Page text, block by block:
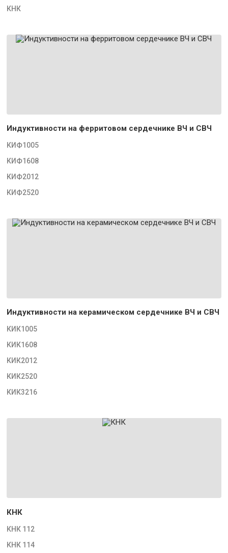
КНК
Индуктивности на ферритовом сердечнике ВЧ и СВЧ
КИФ1005
КИФ1608
КИФ2012
КИФ2520
Индуктивности на керамическом сердечнике ВЧ и СВЧ
КИК1005
КИК1608
КИК2012
КИК2520
КИК3216
КНК
КНК 112
КНК 114